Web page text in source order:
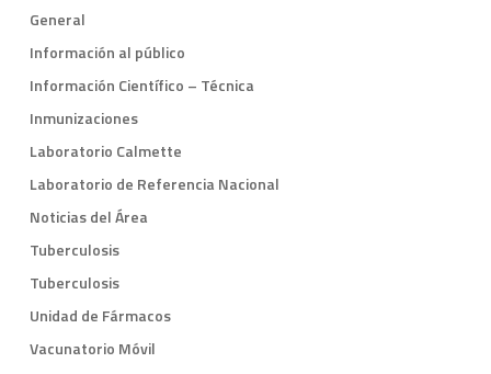
General
Información al público
Información Científico – Técnica
Inmunizaciones
Laboratorio Calmette
Laboratorio de Referencia Nacional
Noticias del Área
Tuberculosis
Tuberculosis
Unidad de Fármacos
Vacunatorio Móvil